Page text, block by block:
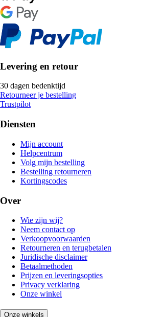
Levering en retour
30 dagen bedenktijd
Retourneer je bestelling
Trustpilot
Diensten
Mijn account
Helpcentrum
Volg mijn bestelling
Bestelling retourneren
Kortingscodes
Over
Wie zijn wij?
Neem contact op
Verkoopvoorwaarden
Retourneren en terugbetalen
Juridische disclaimer
Betaalmethoden
Prijzen en leveringsopties
Privacy verklaring
Onze winkel
Onze winkels